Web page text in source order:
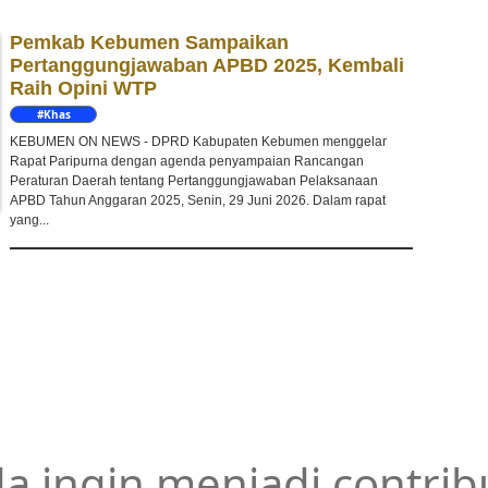
Pemkab Kebumen Sampaikan
Pertanggungjawaban APBD 2025, Kembali
Raih Opini WTP
#Khas
KEBUMEN ON NEWS - DPRD Kabupaten Kebumen menggelar
Rapat Paripurna dengan agenda penyampaian Rancangan
Peraturan Daerah tentang Pertanggungjawaban Pelaksanaan
APBD Tahun Anggaran 2025, Senin, 29 Juni 2026. Dalam rapat
yang...